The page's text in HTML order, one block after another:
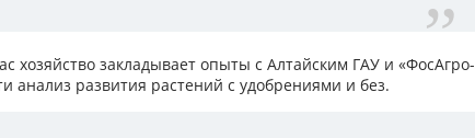
хозяйство закладывает опыты с Алтайским ГАУ и «ФосАгро-
анализ развития растений с удобрениями и без.